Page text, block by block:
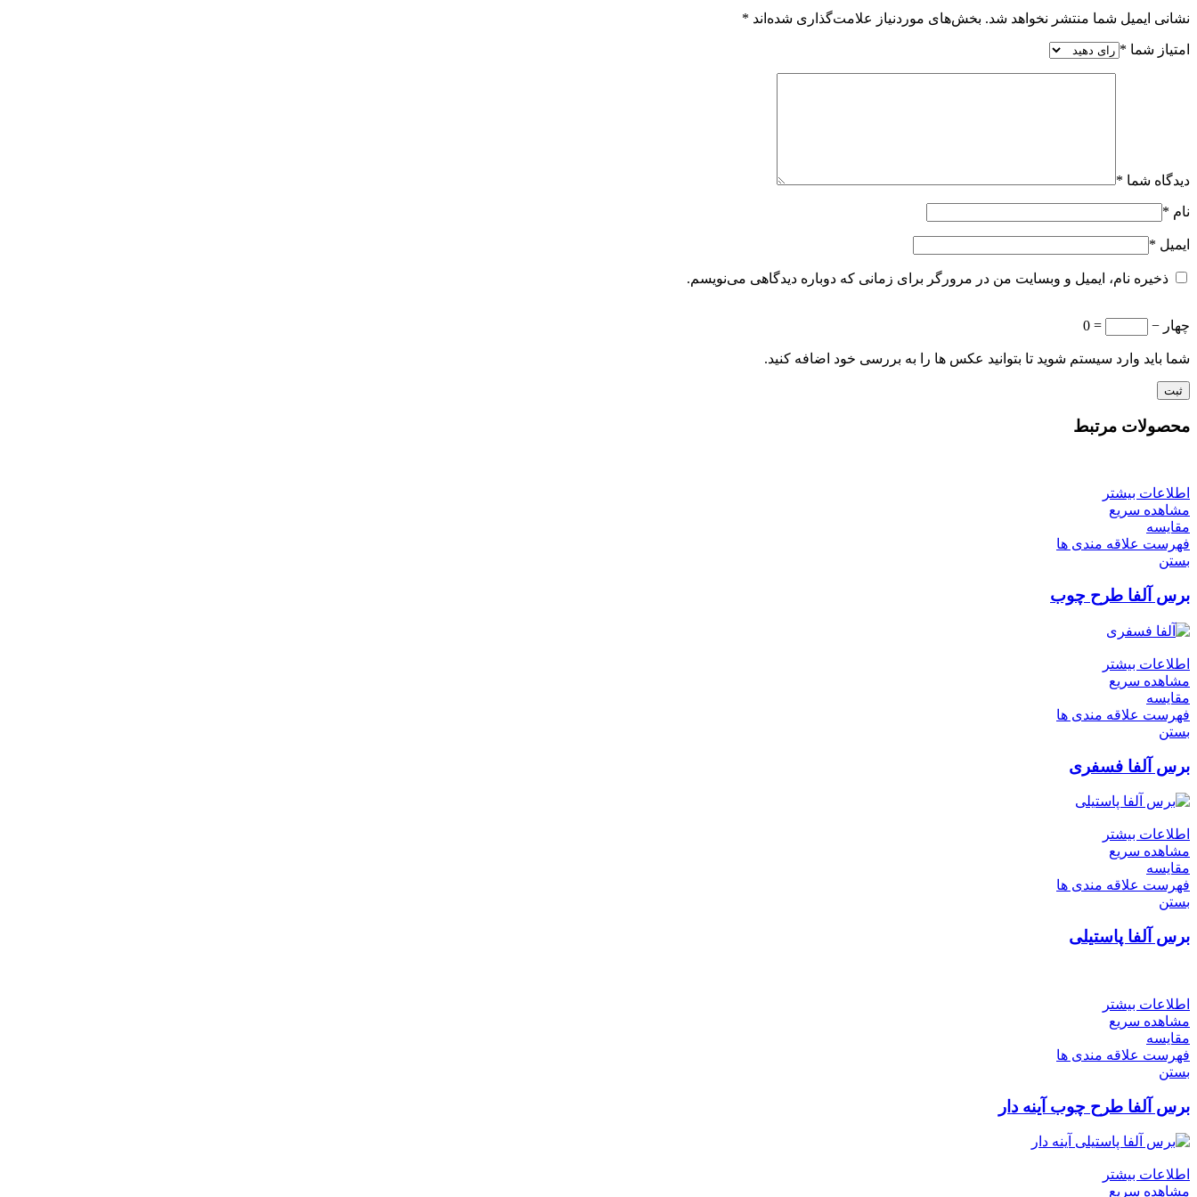
نشانی ایمیل شما منتشر نخواهد شد. بخش‌های موردنیاز علامت‌گذاری شده‌اند *
امتیاز شما *
دیدگاه شما *
نام *
ایمیل *
ذخیره نام، ایمیل و وبسایت من در مرورگر برای زمانی که دوباره دیدگاهی می‌نویسم.
چهار − = 0
شما باید وارد سیستم شوید تا بتوانید عکس ها را به بررسی خود اضافه کنید.
محصولات مرتبط
اطلاعات بیشتر
مشاهده سریع
مقایسه
فهرست علاقه مندی ها
بستن
برس آلفا طرح چوب
اطلاعات بیشتر
مشاهده سریع
مقایسه
فهرست علاقه مندی ها
بستن
برس آلفا فسفری
اطلاعات بیشتر
مشاهده سریع
مقایسه
فهرست علاقه مندی ها
بستن
برس آلفا پاستیلی
اطلاعات بیشتر
مشاهده سریع
مقایسه
فهرست علاقه مندی ها
بستن
برس آلفا طرح چوب آینه دار
اطلاعات بیشتر
مشاهده سریع